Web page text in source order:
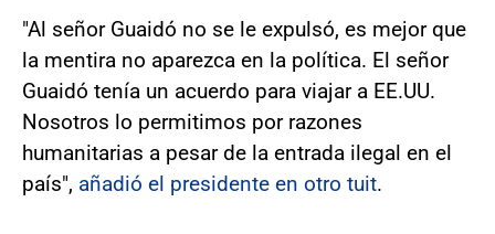
"Al señor Guaidó no se le expulsó, es mejor que
la mentira no aparezca en la política. El señor
Guaidó tenía un acuerdo para viajar a EE.UU.
Nosotros lo permitimos por razones
humanitarias a pesar de la entrada ilegal en el
país", añadió el presidente en otro tuit.